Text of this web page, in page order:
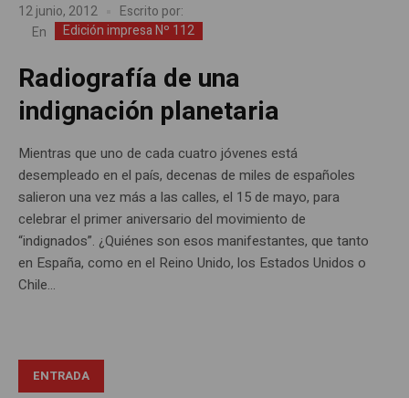
12 junio, 2012
Escrito por:
En
Edición impresa Nº 112
Radiografía de una
indignación planetaria
Mientras que uno de cada cuatro jóvenes está
desempleado en el país, decenas de miles de españoles
salieron una vez más a las calles, el 15 de mayo, para
celebrar el primer aniversario del movimiento de
“indignados”. ¿Quiénes son esos manifestantes, que tanto
en España, como en el Reino Unido, los Estados Unidos o
Chile...
ENTRADA